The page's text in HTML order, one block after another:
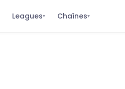
Leagues▾ Chaînes▾